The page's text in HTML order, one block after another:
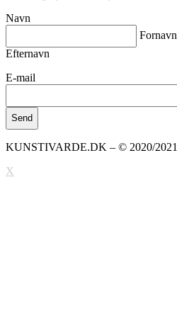
Navn
Fornavn
Efternavn
E-mail
KUNSTIVARDE.DK – © 2020/2021
X